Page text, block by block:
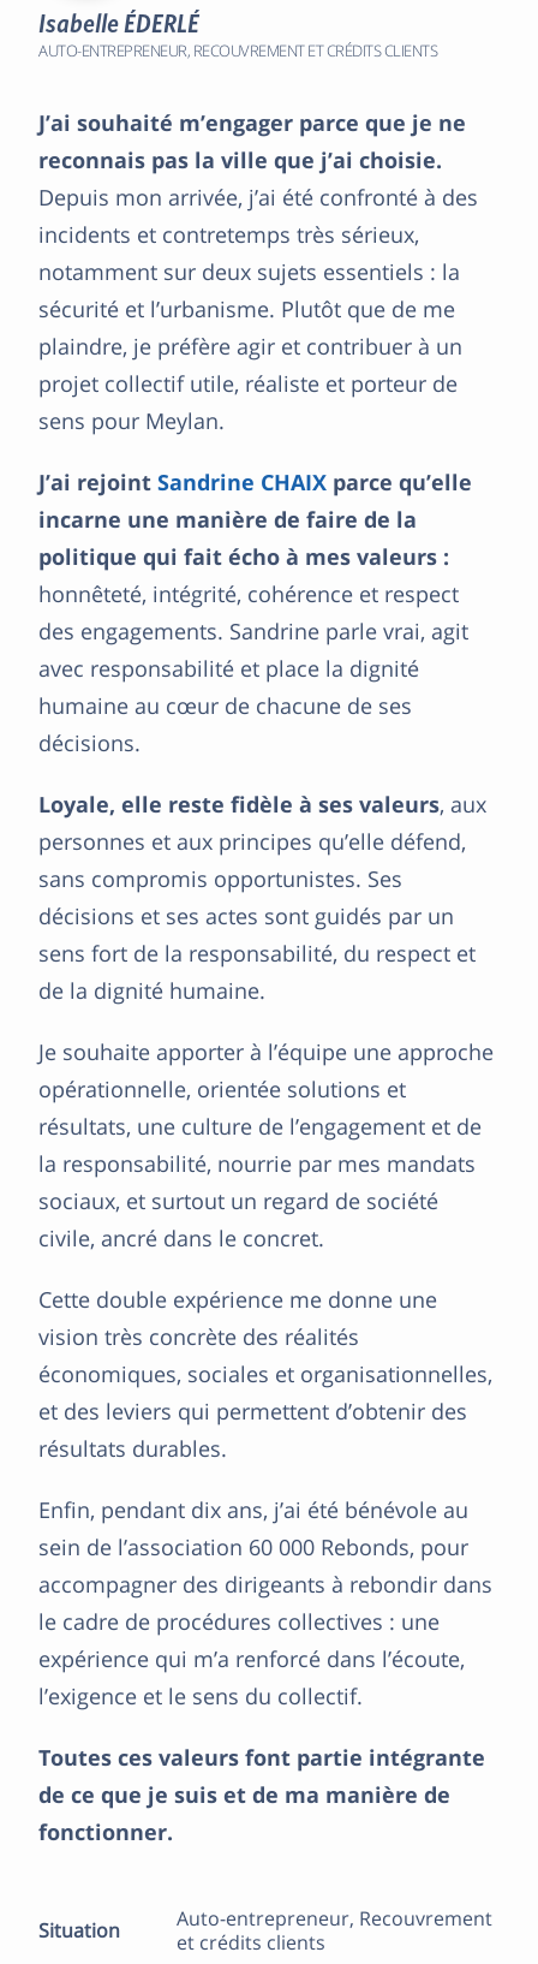
Isabelle ÉDERLÉ
AUTO-ENTREPRENEUR, RECOUVREMENT ET CRÉDITS CLIENTS
J’ai souhaité m’engager parce que je ne
reconnais pas la ville que j’ai choisie.
Depuis mon arrivée, j’ai été confronté à des
incidents et contretemps très sérieux,
notamment sur deux sujets essentiels : la
sécurité et l’urbanisme. Plutôt que de me
plaindre, je préfère agir et contribuer à un
projet collectif utile, réaliste et porteur de
sens pour Meylan.
J’ai rejoint Sandrine CHAIX parce qu’elle
incarne une manière de faire de la
politique qui fait écho à mes valeurs :
honnêteté, intégrité, cohérence et respect
des engagements. Sandrine parle vrai, agit
avec responsabilité et place la dignité
humaine au cœur de chacune de ses
décisions.
Loyale, elle reste fidèle à ses valeurs, aux
personnes et aux principes qu’elle défend,
sans compromis opportunistes. Ses
décisions et ses actes sont guidés par un
sens fort de la responsabilité, du respect et
de la dignité humaine.
Je souhaite apporter à l’équipe une approche
opérationnelle, orientée solutions et
résultats, une culture de l’engagement et de
la responsabilité, nourrie par mes mandats
sociaux, et surtout un regard de société
civile, ancré dans le concret.
Cette double expérience me donne une
vision très concrète des réalités
économiques, sociales et organisationnelles,
et des leviers qui permettent d’obtenir des
résultats durables.
Enfin, pendant dix ans, j’ai été bénévole au
sein de l’association 60 000 Rebonds, pour
accompagner des dirigeants à rebondir dans
le cadre de procédures collectives : une
expérience qui m’a renforcé dans l’écoute,
l’exigence et le sens du collectif.
Toutes ces valeurs font partie intégrante
de ce que je suis et de ma manière de
fonctionner.
Situation
Auto-entrepreneur, Recouvrement
et crédits clients